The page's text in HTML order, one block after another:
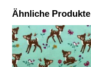
Ähnliche Produkte